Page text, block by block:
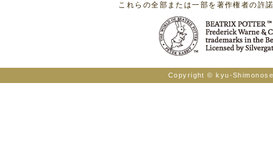
これらの全部または一部を著作権者の許
Copyright © kyu-